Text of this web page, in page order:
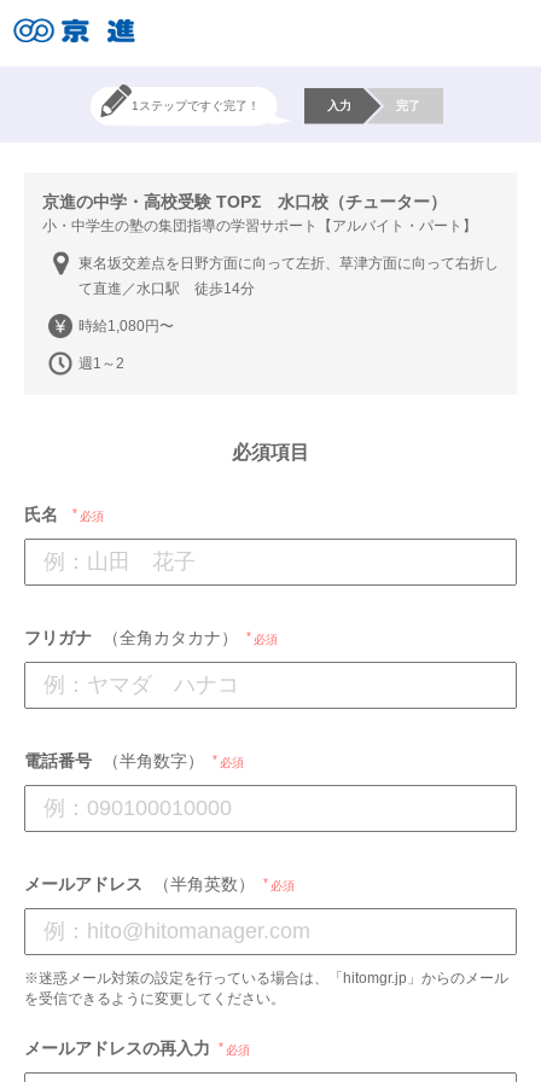
1ステップですぐ完了！ 入力 完了
京進の中学・高校受験 TOPΣ 水口校（チューター）
小・中学生の塾の集団指導の学習サポート【アルバイト・パート】
東名坂交差点を日野方面に向って左折、草津方面に向って右折し
て直進／水口駅 徒歩14分
時給1,080円〜
週1～2
必須項目
氏名 必須
フリガナ （全角カタカナ） 必須
電話番号 （半角数字） 必須
メールアドレス （半角英数） 必須
※迷惑メール対策の設定を行っている場合は、「hitomgr.jp」からのメール
を受信できるように変更してください。
メールアドレスの再入力 必須